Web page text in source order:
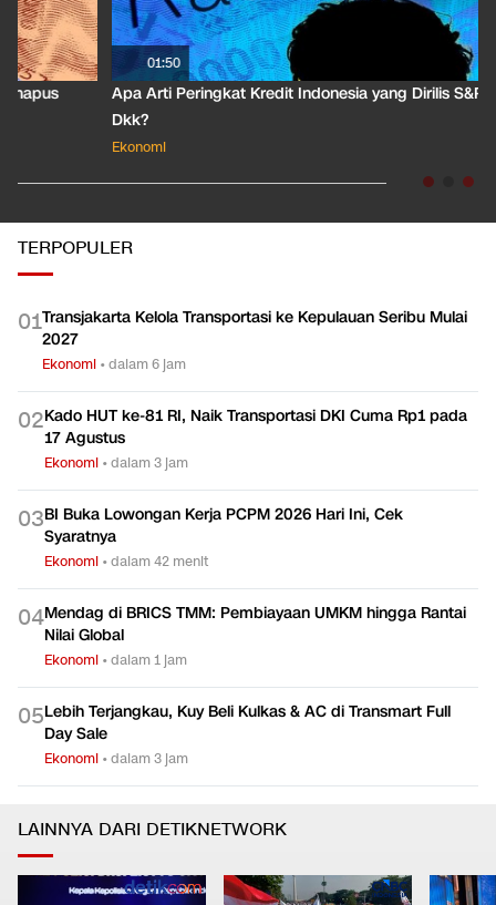
01:50
Apa Arti Peringkat Kredit Indonesia yang Dirilis S&P Global
TERPOPULER
01Transjakarta Kelola Transportasi ke Kepulauan Seribu Mulai
2027
Ekonomi •dalam 6 jam
02Kado HUT ke-81 RI, Naik Transportasi DKI Cuma Rp1 pada
17 Agustus
Ekonomi •dalam 3 jam
03BI Buka Lowongan Kerja PCPM 2026 Hari Ini, Cek
Syaratnya
Ekonomi •dalam 42 menit
04Mendag di BRICS TMM: Pembiayaan UMKM hingga Rantai
Nilai Global
Ekonomi •dalam 1 jam
05Lebih Terjangkau, Kuy Beli Kulkas & AC di Transmart Full
Day Sale
Ekonomi •dalam 3 jam
LAINNYA DARI DETIKNETWORK